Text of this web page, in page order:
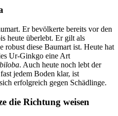
Er bevölkerte bereits vor den
heute überlebt. Er gilt als
robust diese Baumart ist. Heute hat
Ur-Ginkgo eine Art
. Auch heute noch lebt der
jedem Boden klar, ist
erfolgreich gegen Schädlinge.
die Richtung weisen